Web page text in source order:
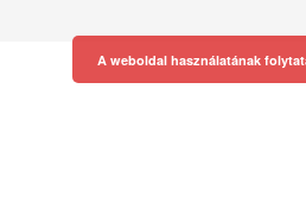
A weboldal használatának